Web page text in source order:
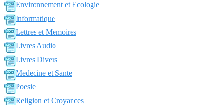
Environnement et Ecologie
Informatique
Lettres et Memoires
Livres Audio
Livres Divers
Medecine et Sante
Poesie
Religion et Croyances